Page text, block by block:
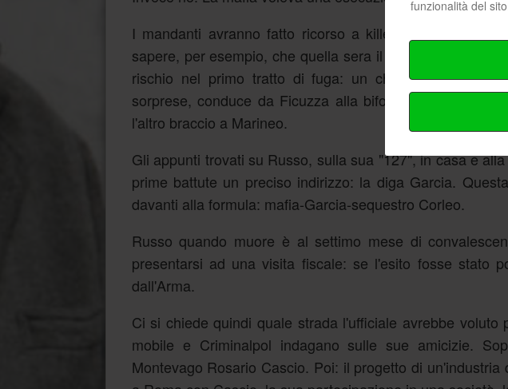
I mandanti avranno fatto ricorso a killer che
sapere, per esempio, che quella sera il "posto" della
rischio nel primo tratto di fuga: un chilometro che,
sorprese, conduce da Ficuzza alla biforcazione del
l'altro braccio a Marineo.
Gli appunti trovati su Russo, sulla sua "127", in casa e
prime battute un preciso indirizzo: la diga Garcia.
davanti alla formula: mafia-Garcia-sequestro Corleo.
Russo quando muore è al settimo mese di
presentarsi ad una visita fiscale: se l'esito fosse stato
dall'Arma.
Ci si chiede quindi quale strada l'ufficiale avrebbe
mobile e Criminalpol indagano sulle sue amicizie.
Montevago Rosario Cascio. Poi: il progetto di
funzionalità del